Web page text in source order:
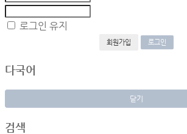
로그인 유지
회원가입
다국어
닫기
검색